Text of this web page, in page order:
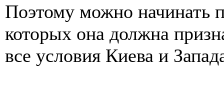
Поэтому можно начинать
которых она должна
все условия Киева и